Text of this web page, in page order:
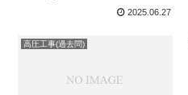
2025.06.27
高圧工事(過去問)